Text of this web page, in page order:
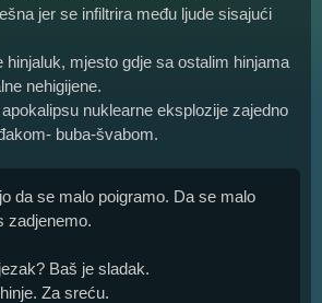
jer se infiltrira među ljude sisajući
hinjaluk, mjesto gdje sa ostalim hinjama
nehigijene.
nuklearne eksplozije zajedno
buba-švabom.
da se malo poigramo. Da se malo
zadjenemo.
Baš je sladak.
Za sreću.